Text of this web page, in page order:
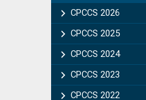
Sidebar
CPCCS 2026
CPCCS 2025
CPCCS 2024
CPCCS 2023
CPCCS 2022